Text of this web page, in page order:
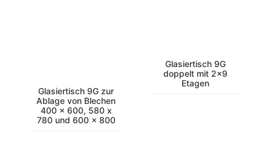
Glasiertisch 9G zur
Ablage von Blechen
400 x 600, 580 x
780 und 600 x 800
Glasiertisch 9G
doppelt mit 2×9
Etagen